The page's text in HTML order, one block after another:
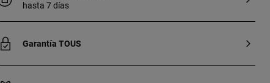
hasta 7 días
Garantía TOUS